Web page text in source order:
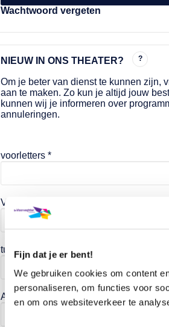
Fijn dat je er bent!
We gebruiken cookies om content
personaliseren, om functies voor
en om ons websiteverkeer te
Wachtwoord vergeten
NIEUW IN ONS THEATER? ?
Om je beter van dienst te kunnen zijn,
aan te maken. Zo kun je altijd jouw
kunnen wij je informeren over
annuleringen.
voorletters *
Voornaam *
tussenvoegsel
Achternaam *